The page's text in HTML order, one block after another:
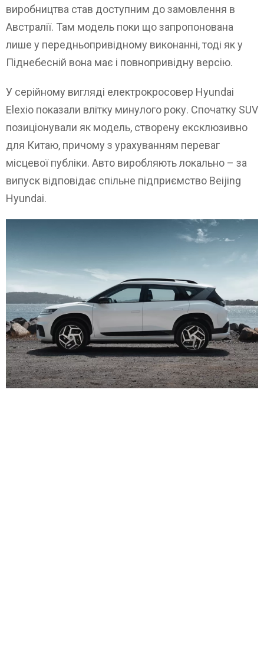
виробництва став доступним до замовлення в
Австралії. Там модель поки що запропонована
лише у передньопривідному виконанні, тоді як у
Піднебесній вона має і повнопривідну версію.
У серійному вигляді електрокросовер Hyundai
Elexio показали влітку минулого року. Спочатку SUV
позиціонували як модель, створену ексклюзивно
для Китаю, причому з урахуванням переваг
місцевої публіки. Авто виробляють локально – за
випуск відповідає спільне підприємство Beijing
Hyundai.